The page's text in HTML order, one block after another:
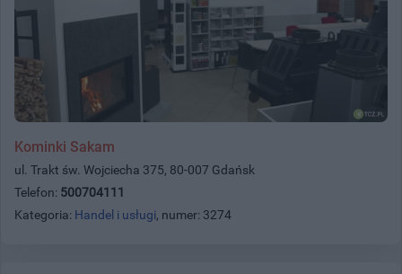
Kominki Sakam
ul. Trakt św. Wojciecha 375, 80-007 Gdańsk
Telefon: 500704111
Kategoria: Handel i usługi, numer: 3274